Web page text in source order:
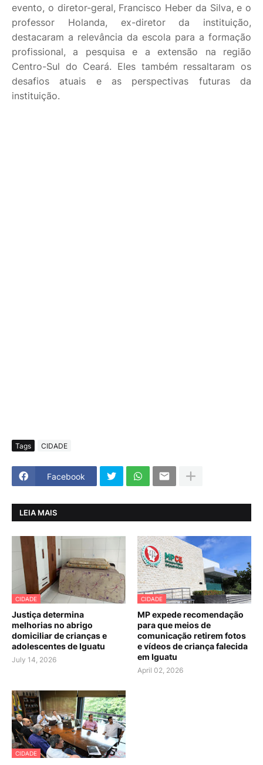
evento, o diretor-geral, Francisco Heber da Silva, e o
professor Holanda, ex-diretor da instituição,
destacaram a relevância da escola para a formação
profissional, a pesquisa e a extensão na região
Centro-Sul do Ceará. Eles também ressaltaram os
desafios atuais e as perspectivas futuras da
instituição.
Tags CIDADE
Facebook
LEIA MAIS
CIDADE
Justiça determina
melhorias no abrigo
domiciliar de crianças e
adolescentes de Iguatu
July 14, 2026
CIDADE
MP expede recomendação
para que meios de
comunicação retirem fotos
e vídeos de criança falecida
em Iguatu
April 02, 2026
CIDADE